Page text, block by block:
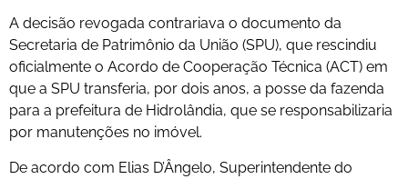
A decisão revogada contrariava o documento da
Secretaria de Patrimônio da União (SPU), que rescindiu
oficialmente o Acordo de Cooperação Técnica (ACT) em
que a SPU transferia, por dois anos, a posse da fazenda
para a prefeitura de Hidrolândia, que se responsabilizaria
por manutenções no imóvel.
De acordo com Elias D’Ângelo, Superintendente do